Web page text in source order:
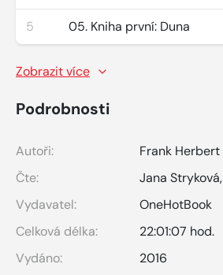
5 05. Kniha první: Duna
Zobrazit více
Podrobnosti
Autoři:
Frank Herbert
Čte:
Jana Stryková,
Vydavatel:
OneHotBook
Celková délka:
22:01:07 hod.
Vydáno:
2016